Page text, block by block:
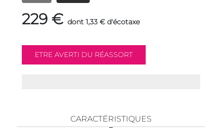
229 € dont 1,33 € d'écotaxe
CARACTÉRISTIQUES